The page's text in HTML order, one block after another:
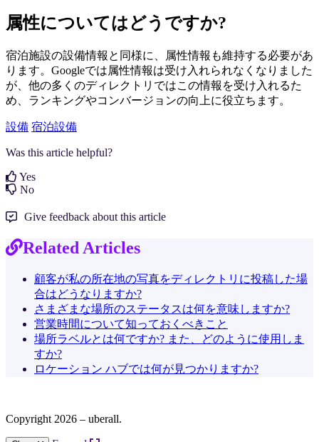
属性についてはどうですか?
宿泊施設の設備情報と同様に、属性情報も維持する必要があ
ります。Googleでは属性情報は受け入れられなくなりました
が、他の多くのディレクトリではこの情報を受け入れるた
め、ランキングやコンバージョンの向上に役立ちます。
設備 宿泊設備
Was this article helpful?
Yes
No
Give feedback about this article
Related Articles
顧客が私の所在地の写真をディレクトリに投稿した場
合はどうなりますか?
さまざまな場所のステータスは何を意味しますか?
営業時間について知っておくべきこと
場所ラベルとは何ですか? また、どのように使用しま
すか?
ロケーション ハブでは何が見つかりますか?
Copyright 2026 – uberall.